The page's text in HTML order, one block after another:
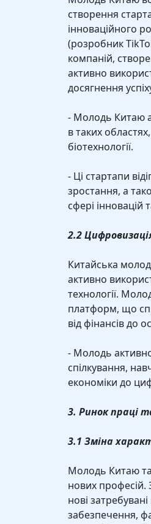
створення
інноваційного
(розробник
компаній,
активно
досягнення
- Молодь Китаю
в таких
біотехнології.
- Ці стартапи
зростання, а
сфері інновацій
2.2
Китайська
активно
технології.
платформ, що
від фінансів до
- Молодь
спілкування,
економіки до
3. Ринок праці
3.1 Зміна
Молодь Китаю
нових професій.
нові
забезпечення,